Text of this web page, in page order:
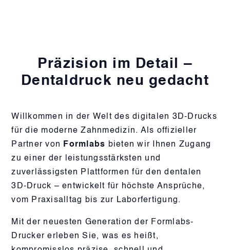
Präzision im Detail –
Dentaldruck neu gedacht
Willkommen in der Welt des digitalen 3D-Drucks
für die moderne Zahnmedizin. Als offizieller
Partner von
Formlabs bieten wir Ihnen Zugang
zu einer der leistungsstärksten und
zuverlässigsten Plattformen für den dentalen
3D-Druck – entwickelt für höchste Ansprüche,
vom Praxisalltag bis zur Laborfertigung.
Mit der neuesten Generation der Formlabs-
Drucker erleben Sie, was es heißt,